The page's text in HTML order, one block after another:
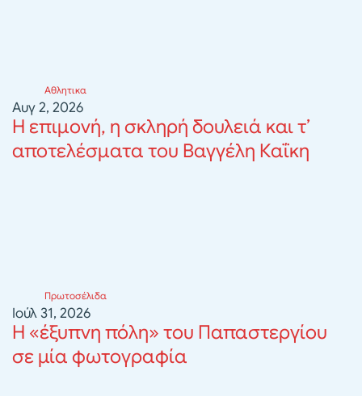
Αθλητικα
Αυγ 2, 2026
Η επιμονή, η σκληρή δουλειά και τ’
αποτελέσματα του Βαγγέλη Καΐκη
Πρωτοσέλιδα
Ιούλ 31, 2026
Η «έξυπνη πόλη» του Παπαστεργίου
σε μία φωτογραφία